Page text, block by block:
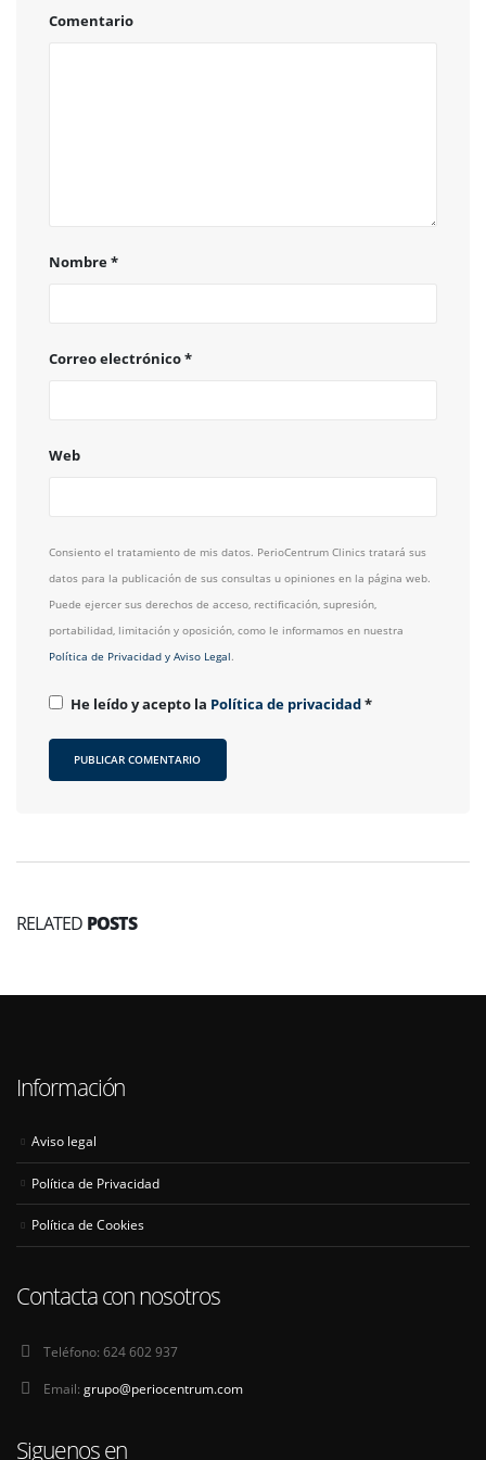
Comentario
Nombre*
Correo electrónico*
Web
Consiento el tratamiento de mis datos. PerioCentrum Clinics tratará sus
datos para la publicación de sus consultas u opiniones en la página web.
Puede ejercer sus derechos de acceso, rectificación, supresión,
portabilidad, limitación y oposición, como le informamos en nuestra
Política de Privacidad y Aviso Legal.
He leído y acepto la Política de privacidad*
RELATED POSTS
Información
Aviso legal
Política de Privacidad
Política de Cookies
Contacta con nosotros
Teléfono: 624 602 937
Email: grupo@periocentrum.com
Siguenos en